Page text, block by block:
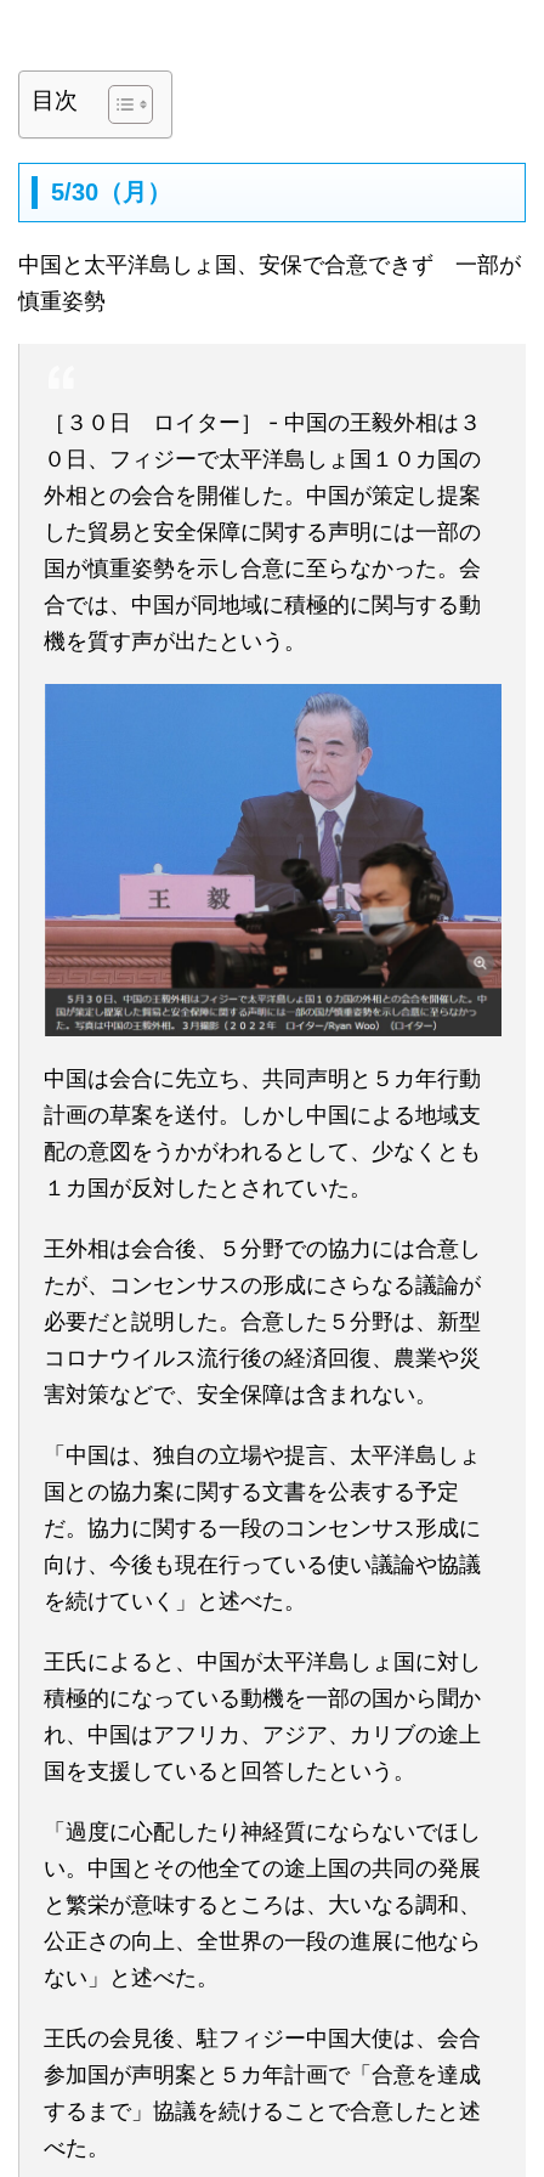
目次
5/30（月）
中国と太平洋島しょ国、安保で合意できず 一部が
慎重姿勢
［３０日 ロイター］ - 中国の王毅外相は３
０日、フィジーで太平洋島しょ国１０カ国の
外相との会合を開催した。中国が策定し提案
した貿易と安全保障に関する声明には一部の
国が慎重姿勢を示し合意に至らなかった。会
合では、中国が同地域に積極的に関与する動
機を質す声が出たという。
中国は会合に先立ち、共同声明と５カ年行動
計画の草案を送付。しかし中国による地域支
配の意図をうかがわれるとして、少なくとも
１カ国が反対したとされていた。
王外相は会合後、５分野での協力には合意し
たが、コンセンサスの形成にさらなる議論が
必要だと説明した。合意した５分野は、新型
コロナウイルス流行後の経済回復、農業や災
害対策などで、安全保障は含まれない。
「中国は、独自の立場や提言、太平洋島しょ
国との協力案に関する文書を公表する予定
だ。協力に関する一段のコンセンサス形成に
向け、今後も現在行っている使い議論や協議
を続けていく」と述べた。
王氏によると、中国が太平洋島しょ国に対し
積極的になっている動機を一部の国から聞か
れ、中国はアフリカ、アジア、カリブの途上
国を支援していると回答したという。
「過度に心配したり神経質にならないでほし
い。中国とその他全ての途上国の共同の発展
と繁栄が意味するところは、大いなる調和、
公正さの向上、全世界の一段の進展に他なら
ない」と述べた。
王氏の会見後、駐フィジー中国大使は、会合
参加国が声明案と５カ年計画で「合意を達成
するまで」協議を続けることで合意したと述
べた。